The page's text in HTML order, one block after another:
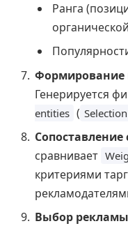
Ранга
Формирование
Генерируется
entities (
сравнивает
критериями
Выбор